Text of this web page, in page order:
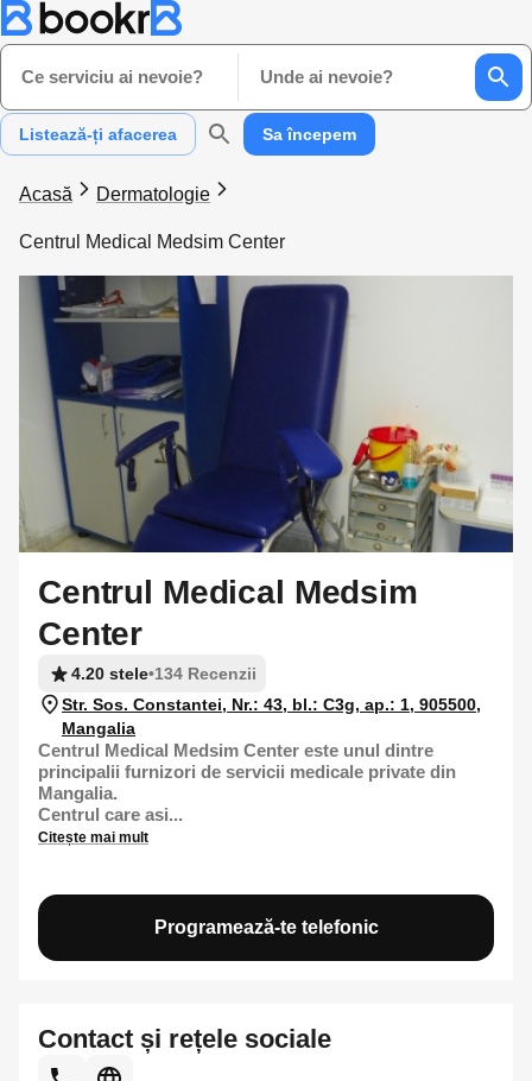
Ce serviciu ai nevoie? Unde ai nevoie?
Listează-ți afacerea Sa începem
Acasă Dermatologie
Centrul Medical Medsim Center
Centrul Medical Medsim
Center
4.20 stele•134 Recenzii
Str. Sos. Constantei, Nr.: 43, bl.: C3g, ap.: 1, 905500,
Mangalia
Centrul Medical Medsim Center este unul dintre
principalii furnizori de servicii medicale private din
Mangalia.
Centrul care asi...
Citește mai mult
Programează-te telefonic
Contact și rețele sociale